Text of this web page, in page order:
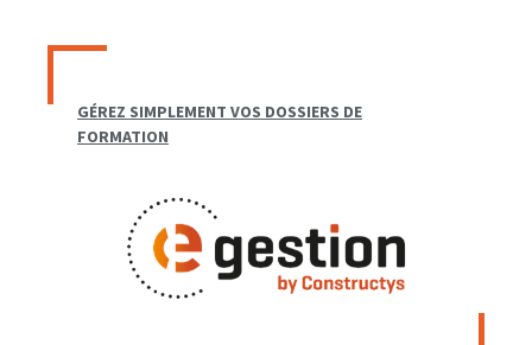
GÉREZ SIMPLEMENT VOS DOSSIERS DE
FORMATION